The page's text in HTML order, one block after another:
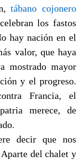
tábano cojonero
los fastos
hay nación en el
valor, que haya
mostrado mayor
y el progreso.
Francia, el
merece, de
decir que nos
del chalet y